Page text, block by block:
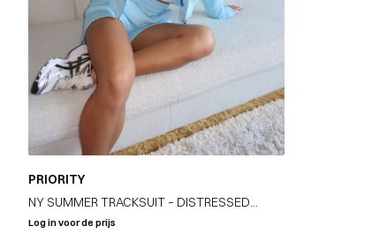
PRIORITY
NY SUMMER TRACKSUIT – DISTRESSED
DENIM PATCHES – LIGHT BLUE
Log in voor de prijs